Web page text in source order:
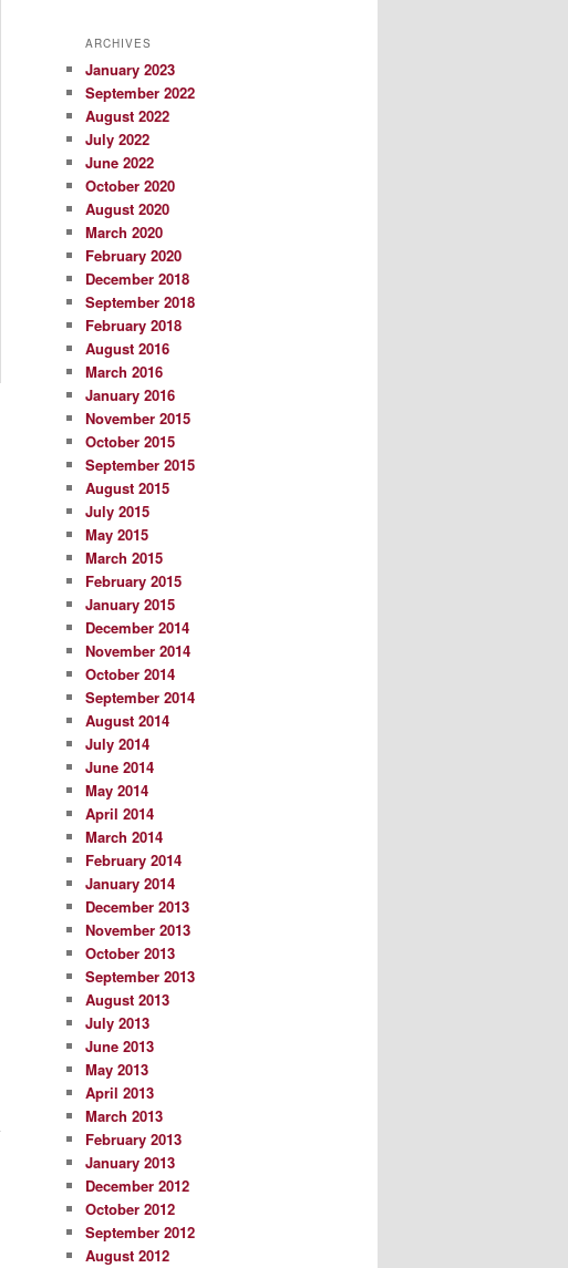
ARCHIVES
January 2023
September 2022
August 2022
July 2022
June 2022
October 2020
August 2020
March 2020
February 2020
December 2018
September 2018
February 2018
August 2016
March 2016
January 2016
November 2015
October 2015
September 2015
August 2015
July 2015
May 2015
March 2015
February 2015
January 2015
December 2014
November 2014
October 2014
September 2014
August 2014
July 2014
June 2014
May 2014
April 2014
March 2014
February 2014
January 2014
December 2013
November 2013
October 2013
September 2013
August 2013
July 2013
June 2013
May 2013
April 2013
March 2013
February 2013
January 2013
December 2012
October 2012
September 2012
August 2012